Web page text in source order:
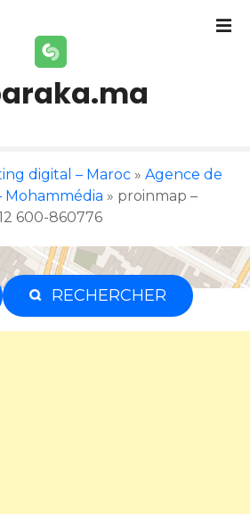
digital – Maroc » Agence de
Mohammédia » proinmap –
600-860776
RECHERCHER
Publicité